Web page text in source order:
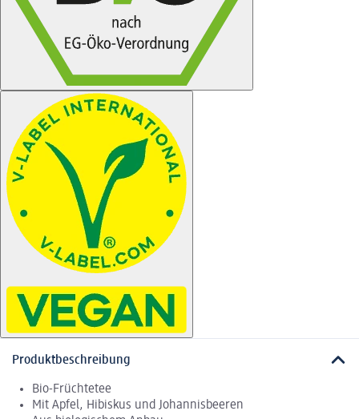
Produktbeschreibung
Bio-Früchtetee
Mit Apfel, Hibiskus und Johannisbeeren